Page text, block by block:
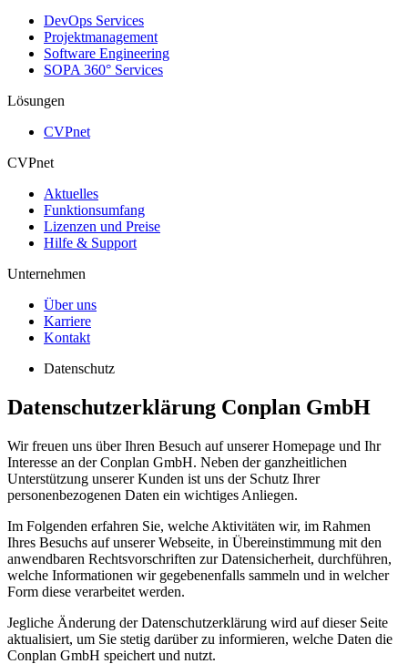
DevOps Services
Projektmanagement
Software Engineering
SOPA 360° Services
Lösungen
CVPnet
CVPnet
Aktuelles
Funktionsumfang
Lizenzen und Preise
Hilfe & Support
Unternehmen
Über uns
Karriere
Kontakt
Datenschutz
Datenschutzerklärung Conplan GmbH
Wir freuen uns über Ihren Besuch auf unserer Homepage und Ihr
Interesse an der Conplan GmbH. Neben der ganzheitlichen
Unterstützung unserer Kunden ist uns der Schutz Ihrer
personenbezogenen Daten ein wichtiges Anliegen.
Im Folgenden erfahren Sie, welche Aktivitäten wir, im Rahmen
Ihres Besuchs auf unserer Webseite, in Übereinstimmung mit den
anwendbaren Rechtsvorschriften zur Datensicherheit, durchführen,
welche Informationen wir gegebenenfalls sammeln und in welcher
Form diese verarbeitet werden.
Jegliche Änderung der Datenschutzerklärung wird auf dieser Seite
aktualisiert, um Sie stetig darüber zu informieren, welche Daten die
Conplan GmbH speichert und nutzt.